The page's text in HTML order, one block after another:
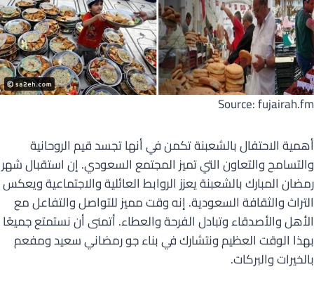
Source: fujairah.fm
أهمية الاحتفال بالشعبنة تكمن في أنها تجسد قيم الروحانية
والتسامح والتعاون التي تميز المجتمع السعودي. إن استقبال شهر
رمضان المبارك بالشعبنة يعزز الروابط العائلية والاجتماعية ويعكس
التراث والثقافة السعودية. إنه وقت مميز للتواصل والتفاعل مع
الأهل والأصدقاء وتبادل الفرحة والعطاء. أتمنى أن نستمتع جميعًا
بهذا الوقت العظيم ونتشارك في بناء جو رمضاني سعيد ومفعم
بالخيرات والبركات.